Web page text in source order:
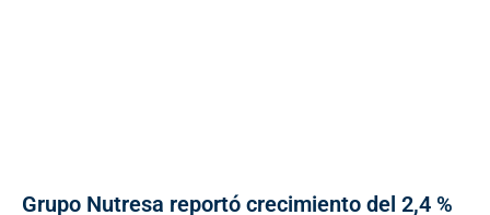
Grupo Nutresa reportó crecimiento del 2,4 %